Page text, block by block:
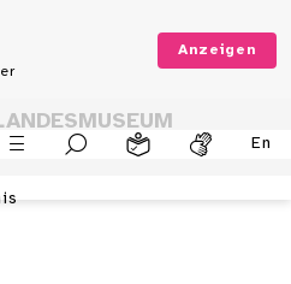
Anzeigen
En